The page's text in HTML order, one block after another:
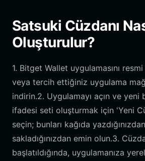
Satsuki Cüzdanı
Oluşturulur?
1. Bitget Wallet uygulamasını
veya tercih ettiğiniz uygulama
indirin.2. Uygulamayı açın ve yeni
ifadesi seti oluşturmak için 'Yeni
seçin; bunları kağıda
sakladığınızdan emin olun.3.
başlatıldığında, uygulamanıza